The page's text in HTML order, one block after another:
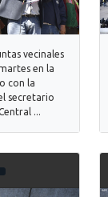
vecinales
en la
con la
secretario
...